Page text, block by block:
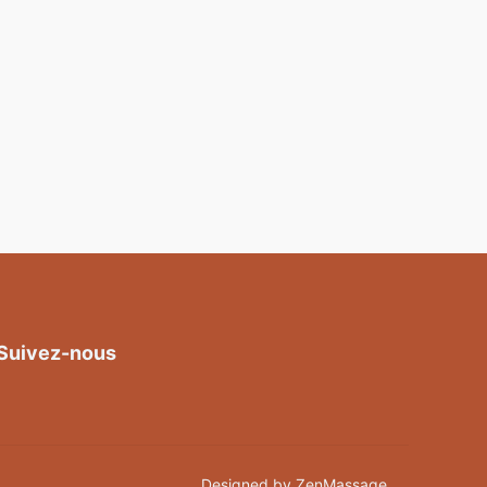
nous